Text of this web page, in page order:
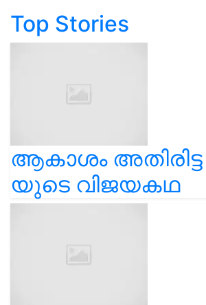
Top Stories
ആകാശം
യുടെ വിജയകഥ